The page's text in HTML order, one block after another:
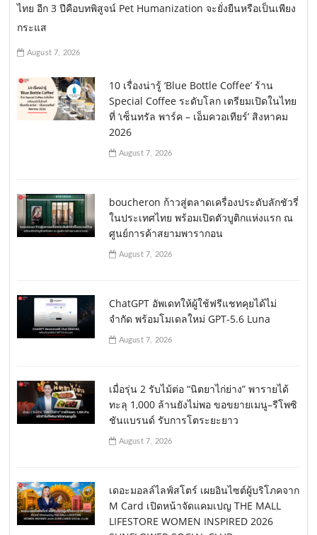
ไทย อีก 3 ปีคือบทพิสูจน์ Pet Humanization จะยั่งยืนหรือเป็นเพียง
กระแส
August 7, 2026
10 เรื่องน่ารู้ ‘Blue Bottle Coffee’ ร้าน
Special Coffee ระดับโลก เตรียมเปิดในไทย
ที่ ‘เซ็นทรัล พาร์ค – เอ็มควอเทียร์’ สิงหาคม
2026
August 7, 2026
boucheron ก้าวสู่ตลาดเครื่องประดับลักชัวรี่
ในประเทศไทย พร้อมเปิดตัวบูติกแห่งแรก ณ
ศูนย์การค้าสยามพารากอน
August 7, 2026
ChatGPT อัพเดทให้ผู้ใช้ฟรีแชทคุยได้ไม่
จำกัด พร้อมโมเดลใหม่ GPT-5.6 Luna
August 7, 2026
เมื่อรุ่น 2 รับไม้ต่อ “นิตยาไก่ย่าง” พารายได้
ทะลุ 1,000 ล้านยังไม่พอ ขอขยายเมนู–รีโพซิ
ชันแบรนด์ รับการโตระยะยาว
August 7, 2026
เดอะมอลล์ไลฟ์สโตร์ เผยอินไซต์ผู้บริโภคจาก
M Card เปิดหน้าจัดแคมเปญ THE MALL
LIFESTORE WOMEN INSPIRED 2026